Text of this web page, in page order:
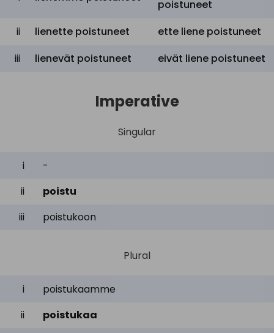
poistuneet
ii
lienette poistuneet
ette liene poistuneet
iii
lienevät poistuneet eivät liene poistuneet
Imperative
Singular
i
-
ii
poistu
iii
poistukoon
Plural
i
poistukaamme
ii
poistukaa